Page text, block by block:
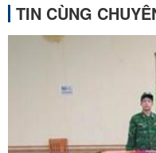
TIN CÙNG